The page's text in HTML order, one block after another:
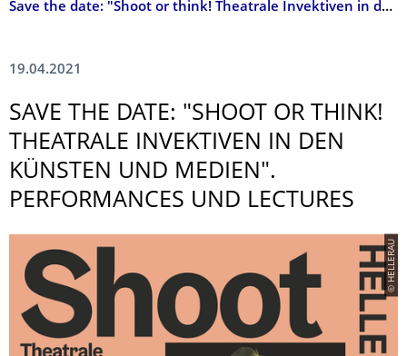
Save the date: "Shoot or think! Theatrale Invektiven in den Künsten und Medien". Performances und Lectures am 06. und 07. Mai 2021
19.04.2021
SAVE THE DATE: "SHOOT OR THINK!
THEATRALE INVEKTIVEN IN DEN
KÜNSTEN UND MEDIEN".
PERFORMANCES UND LECTURES
© HELLERAU